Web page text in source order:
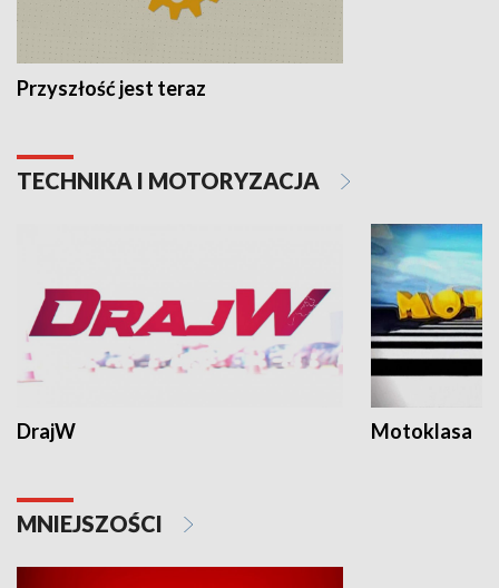
Przyszłość jest teraz
TECHNIKA I MOTORYZACJA
DrajW Motoklasa
MNIEJSZOŚCI